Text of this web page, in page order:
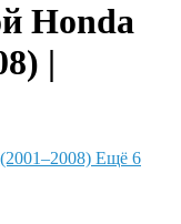
Honda
|
Ещё 6